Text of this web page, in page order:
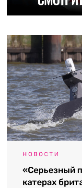
НОВОСТИ
«Серьезный
катерах